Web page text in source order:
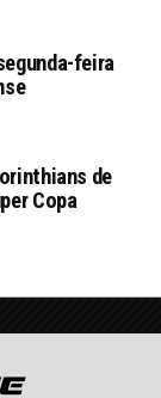
feira
de
Copa